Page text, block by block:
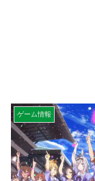
ゲーム情報